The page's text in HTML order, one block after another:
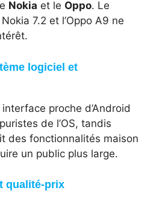
Nokia et le Oppo. Le
7.2 et l’Oppo A9 ne
logiciel et
proche d’Android
de l’OS, tandis
des fonctionnalités maison
un public plus large.
qualité-prix